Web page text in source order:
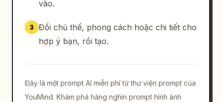
vào.
3 Đổi chủ thể, phong cách hoặc chi tiết cho
hợp ý bạn, rồi tạo.
Đây là một prompt AI miễn phí từ thư viện prompt của
YouMind. Khám phá hàng nghìn prompt hình ảnh